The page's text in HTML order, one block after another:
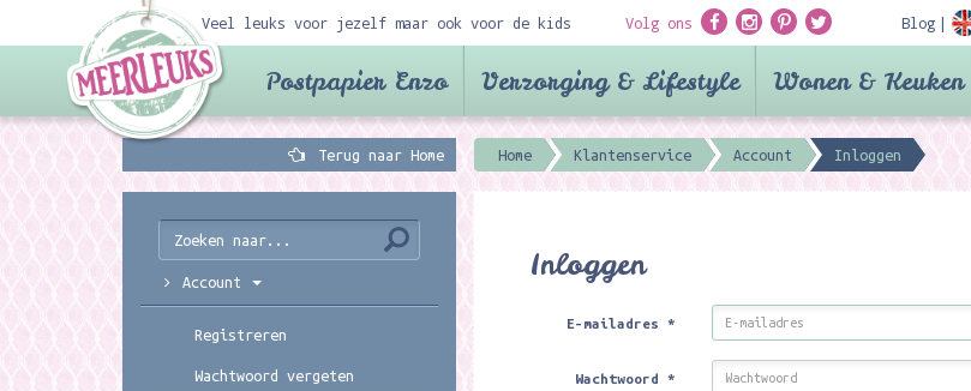
Veel leuks voor jezelf maar ook voor de kids Volg ons Blog
Postpapier Enzo Verzorging & Lifestyle Wonen & Keuken
Terug naar Home Home Klantenservice Account Inloggen
Inloggen
E-mailadres*
Wachtwoord*
Account
Registreren
Wachtwoord vergeten